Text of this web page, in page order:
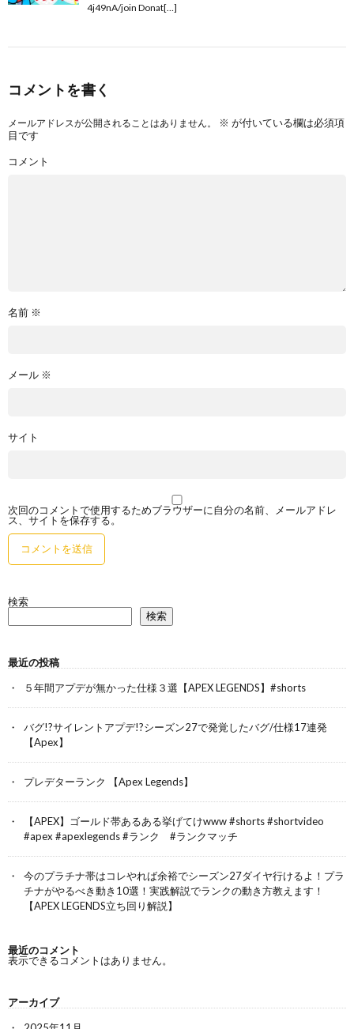
4j49nA/join Donat[…]
コメントを書く
メールアドレスが公開されることはありません。 ※ が付いている欄は必須項
目です
コメント
名前 ※
メール ※
サイト
次回のコメントで使用するためブラウザーに自分の名前、メールアドレ
ス、サイトを保存する。
検索
検索
最近の投稿
５年間アプデが無かった仕様３選【APEX LEGENDS】#shorts
バグ!?サイレントアプデ!?シーズン27で発覚したバグ/仕様17連発
【Apex】
プレデターランク 【Apex Legends】
【APEX】ゴールド帯あるある挙げてけwww #shorts #shortvideo
#apex #apexlegends #ランク #ランクマッチ
今のプラチナ帯はコレやれば余裕でシーズン27ダイヤ行けるよ！プラ
チナがやるべき動き10選！実践解説でランクの動き方教えます！
【APEX LEGENDS立ち回り解説】
最近のコメント
表示できるコメントはありません。
アーカイブ